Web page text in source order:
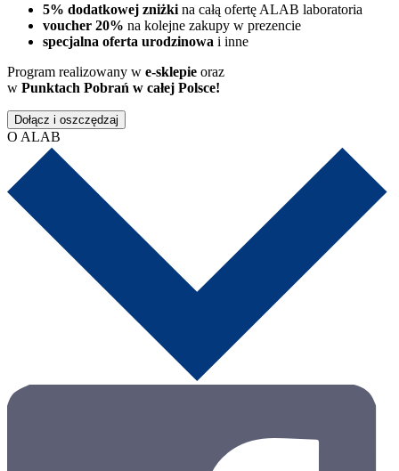
5% dodatkowej zniżki na całą ofertę ALAB laboratoria
voucher 20% na kolejne zakupy w prezencie
specjalna oferta urodzinowa i inne
Program realizowany w e-sklepie oraz
w Punktach Pobrań w całej Polsce!
Dołącz i oszczędzaj
O ALAB